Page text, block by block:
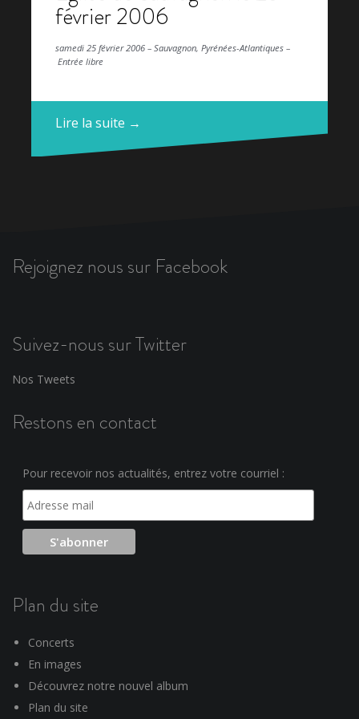
février 2006
samedi 25 février 2006 – Sauvagnon, Pyrénées-Atlantiques –
Entrée libre
Lire la suite →
Rejoignez nous sur Facebook
Suivez-nous sur Twitter
Nos Tweets
Restons en contact
Pour recevoir nos actualités, entrez votre courriel :
Plan du site
Concerts
En images
Découvrez notre nouvel album
Plan du site